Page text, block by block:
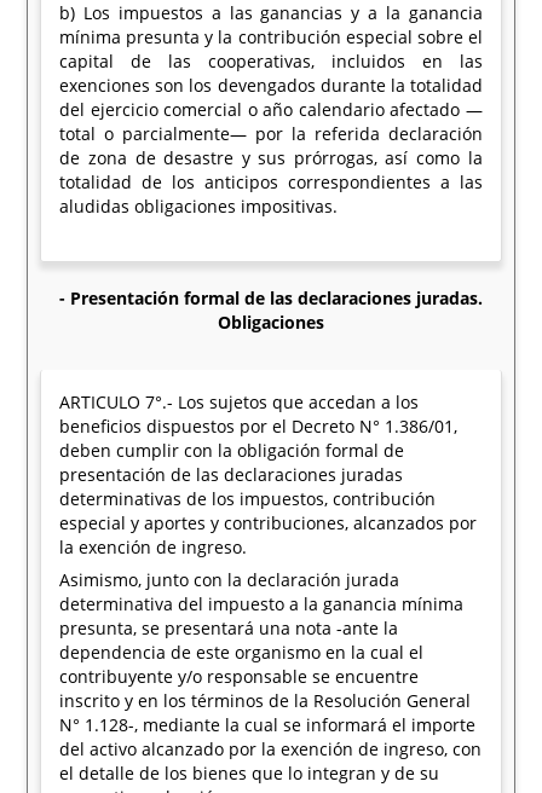
b) Los impuestos a las ganancias y a la ganancia
mínima presunta y la contribución especial sobre el
capital de las cooperativas, incluidos en las
exenciones son los devengados durante la totalidad
del ejercicio comercial o año calendario afectado —
total o parcialmente— por la referida declaración
de zona de desastre y sus prórrogas, así como la
totalidad de los anticipos correspondientes a las
aludidas obligaciones impositivas.
- Presentación formal de las declaraciones juradas.
Obligaciones
ARTICULO 7°.- Los sujetos que accedan a los
beneficios dispuestos por el Decreto N° 1.386/01,
deben cumplir con la obligación formal de
presentación de las declaraciones juradas
determinativas de los impuestos, contribución
especial y aportes y contribuciones, alcanzados por
la exención de ingreso.
Asimismo, junto con la declaración jurada
determinativa del impuesto a la ganancia mínima
presunta, se presentará una nota -ante la
dependencia de este organismo en la cual el
contribuyente y/o responsable se encuentre
inscrito y en los términos de la Resolución General
N° 1.128-, mediante la cual se informará el importe
del activo alcanzado por la exención de ingreso, con
el detalle de los bienes que lo integran y de su